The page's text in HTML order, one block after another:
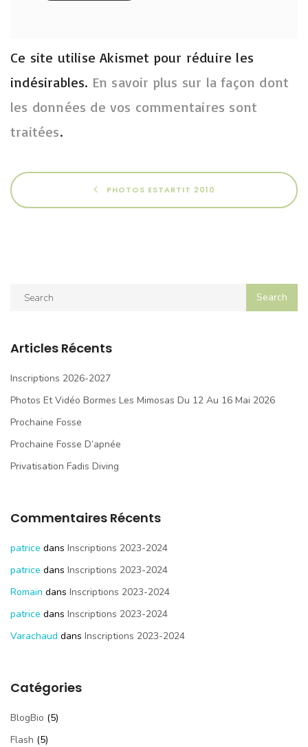
Ce site utilise Akismet pour réduire les
indésirables. En savoir plus sur la façon dont
les données de vos commentaires sont
traitées.
PHOTOS ESTARTIT 2010
Articles Récents
Inscriptions 2026-2027
Photos Et Vidéo Bormes Les Mimosas Du 12 Au 16 Mai 2026
Prochaine Fosse
Prochaine Fosse D’apnée
Privatisation Fadis Diving
Commentaires Récents
patrice dans Inscriptions 2023-2024
patrice dans Inscriptions 2023-2024
Romain dans Inscriptions 2023-2024
patrice dans Inscriptions 2023-2024
Varachaud dans Inscriptions 2023-2024
Catégories
BlogBio (5)
Flash (5)